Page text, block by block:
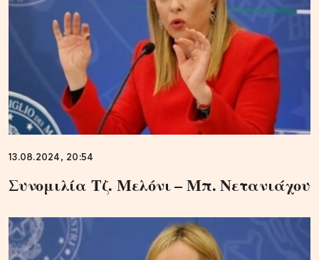
13.08.2024, 20:54
Συνομιλία Τζ. Μελόνι – Μπ. Νετανιάχου